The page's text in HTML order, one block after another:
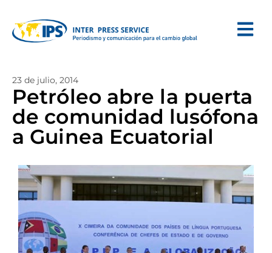
23 de julio, 2014
Petróleo abre la puerta
de comunidad lusófona
a Guinea Ecuatorial